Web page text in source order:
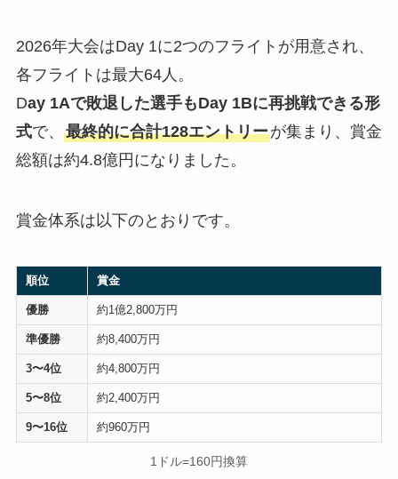
2026年大会はDay 1に2つのフライトが用意され、
各フライトは最大64人。
Day 1Aで敗退した選手もDay 1Bに再挑戦できる形
式で、 最終的に合計128エントリーが集まり、賞金
総額は約4.8億円になりました。
賞金体系は以下のとおりです。
順位 賞金
優勝 約1億2,800万円
準優勝 約8,400万円
3〜4位 約4,800万円
5〜8位 約2,400万円
9〜16位 約960万円
1ドル=160円換算